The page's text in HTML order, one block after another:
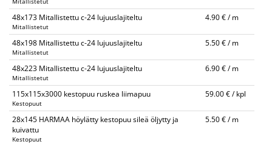
48x173 Mitallistettu c-24 lujuuslajiteltu
Mitallistetut
4.90 € / m
48x198 Mitallistettu c-24 lujuuslajiteltu
Mitallistetut
5.50 € / m
48x223 Mitallistettu c-24 lujuuslajiteltu
Mitallistetut
6.90 € / m
115x115x3000 kestopuu ruskea liimapuu
Kestopuut
59.00 € / kpl
28x145 HARMAA höylätty kestopuu sileä öljytty ja
kuivattu
Kestopuut
5.50 € / m